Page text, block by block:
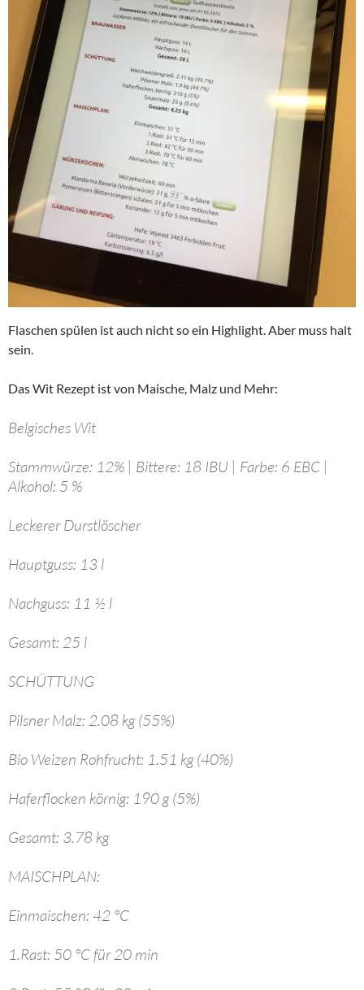
Flaschen spülen ist auch nicht so ein Highlight. Aber muss halt
sein.
Das Wit Rezept ist von Maische, Malz und Mehr:
Belgisches Wit
Stammwürze: 12% | Bittere: 18 IBU | Farbe: 6 EBC |
Alkohol: 5 %
Leckerer Durstlöscher
Hauptguss: 13 l
Nachguss: 11 ½ l
Gesamt: 25 l
SCHÜTTUNG
Pilsner Malz: 2.08 kg (55%)
Bio Weizen Rohfrucht: 1.51 kg (40%)
Haferflocken körnig: 190 g (5%)
Gesamt: 3.78 kg
MAISCHPLAN:
Einmaischen: 42 °C
1.Rast: 50 °C für 20 min